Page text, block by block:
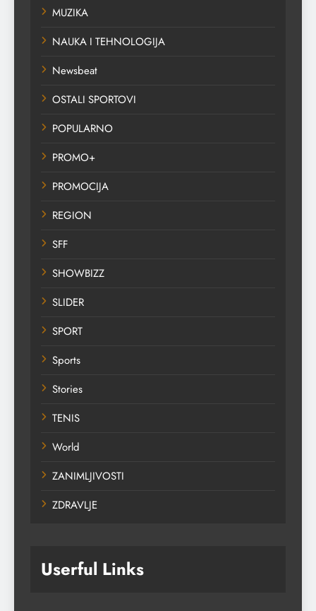
MUZIKA
NAUKA I TEHNOLOGIJA
Newsbeat
OSTALI SPORTOVI
POPULARNO
PROMO+
PROMOCIJA
REGION
SFF
SHOWBIZZ
SLIDER
SPORT
Sports
Stories
TENIS
World
ZANIMLJIVOSTI
ZDRAVLJE
Userful Links